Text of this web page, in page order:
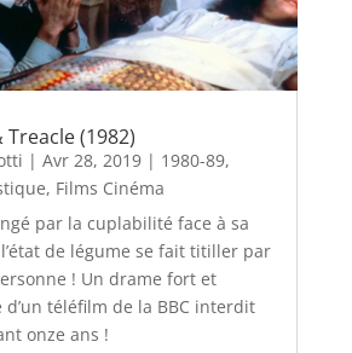
(1982)
| Avr 28, 2019| 1980-89,
, Films Cinéma
par la cuplabilité face à sa
de légume se fait titiller par
! Un drame fort et
téléfilm de la BBC interdit
onze ans !